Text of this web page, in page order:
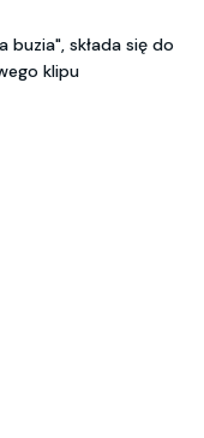
buzia", składa się do
klipu